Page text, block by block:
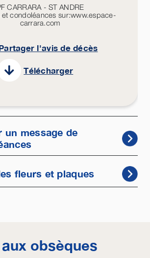
CARRARA - ST ANDRE
condoléances sur:www.espace-
carrara.com
l'avis de décès
Télécharger
un message de
fleurs et plaques
obsèques